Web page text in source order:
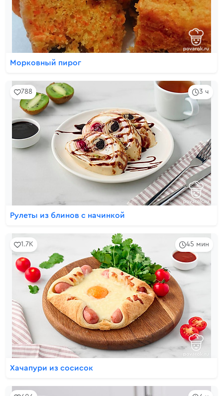
Морковный пирог
3 ч
788
Рулеты из блинов с начинкой
45 мин
1.7K
Хачапури из сосисок